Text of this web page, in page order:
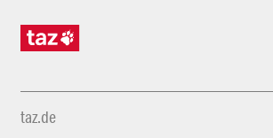
taz.de